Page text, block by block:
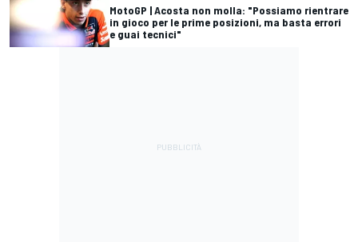
MotoGP | Acosta non molla: "Possiamo rientrare
in gioco per le prime posizioni, ma basta errori
e guai tecnici"